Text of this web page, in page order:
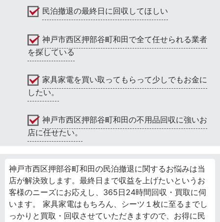
民泊撤退の最終日に回収してほしい
神戸市西区押部谷町和田で全て任せられる業者
を探している
家具家電を買い取ってもらって少しでもお金に
したい。
神戸市西区押部谷町和田の不用品回収に強いお
店に任せたい。
神戸市西区押部谷町和田の民泊撤退に関するお悩みは当
店が解決致します。最終日まで収益を上げたいというお
客様のニーズにお応えし、365日24時間回収・買取に伺
います。 家具家電はもちろん、シーツ１枚に至るまでし
っかりと買取・回収させていただきますので、お得に民